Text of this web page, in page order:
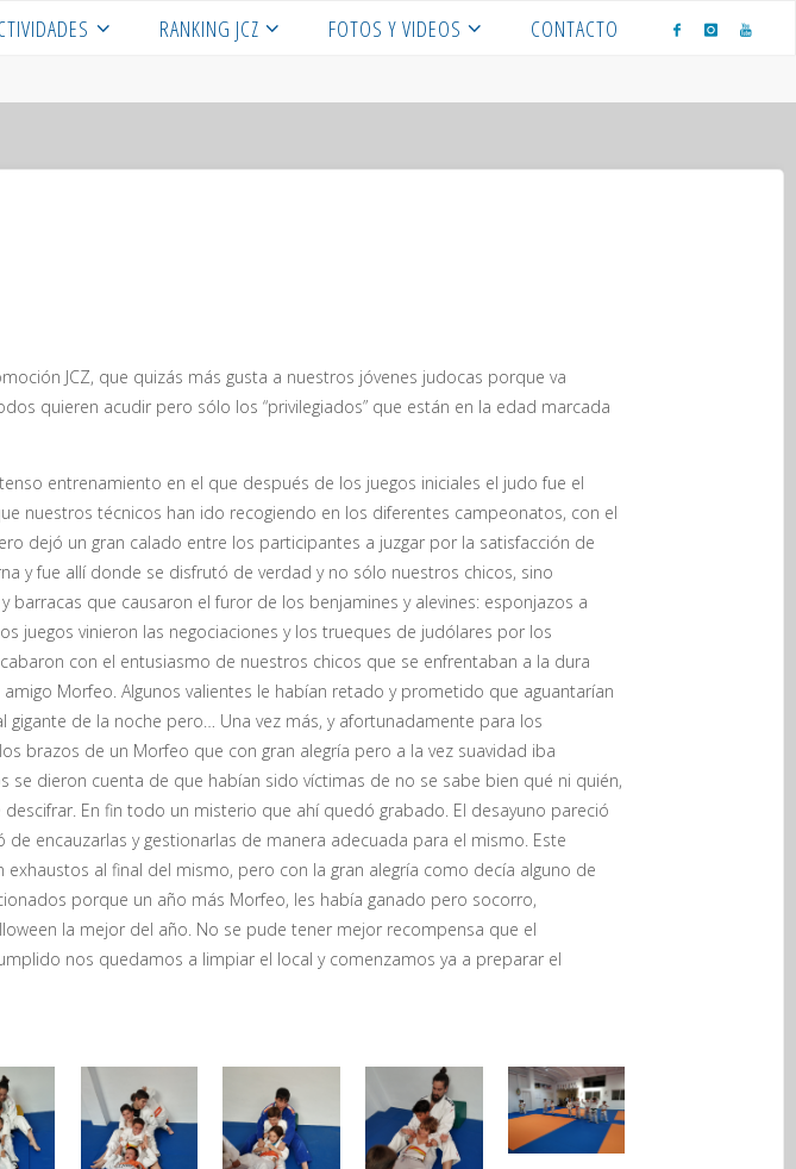
RANKING JCZ FOTOS Y VIDEOS CONTACTO
JCZ, que quizás más gusta a nuestros jóvenes judocas porque va
quieren acudir pero sólo los “privilegiados” que están en la edad marcada
entrenamiento en el que después de los juegos iniciales el judo fue el
nuestros técnicos han ido recogiendo en los diferentes campeonatos, con el
dejó un gran calado entre los participantes a juzgar por la satisfacción de
y fue allí donde se disfrutó de verdad y no sólo nuestros chicos, sino
que causaron el furor de los benjamines y alevines: esponjazos a
juegos vinieron las negociaciones y los trueques de judólares por los
con el entusiasmo de nuestros chicos que se enfrentaban a la dura
Morfeo. Algunos valientes le habían retado y prometido que aguantarían
de la noche pero… Una vez más, y afortunadamente para los
brazos de un Morfeo que con gran alegría pero a la vez suavidad iba
dieron cuenta de que habían sido víctimas de no se sabe bien qué ni quién,
En fin todo un misterio que ahí quedó grabado. El desayuno pareció
encauzarlas y gestionarlas de manera adecuada para el mismo. Este
al final del mismo, pero con la gran alegría como decía alguno de
porque un año más Morfeo, les había ganado pero socorro,
la mejor del año. No se pude tener mejor recompensa que el
nos quedamos a limpiar el local y comenzamos ya a preparar el